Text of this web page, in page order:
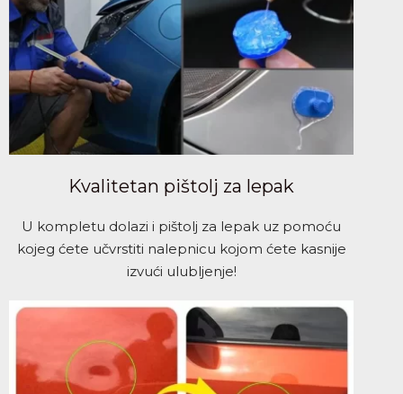
Kvalitetan pištolj za lepak
U kompletu dolazi i pištolj za lepak uz pomoću
kojeg ćete učvrstiti nalepnicu kojom ćete kasnije
izvući ulubljenje!